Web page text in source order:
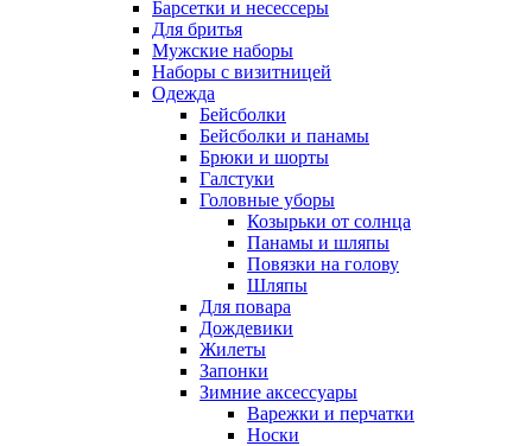
Барсетки и несессеры
Для бритья
Мужские наборы
Наборы с визитницей
Одежда
Бейсболки
Бейсболки и панамы
Брюки и шорты
Галстуки
Головные уборы
Козырьки от солнца
Панамы и шляпы
Повязки на голову
Шляпы
Для повара
Дождевики
Жилеты
Запонки
Зимние аксессуары
Варежки и перчатки
Носки